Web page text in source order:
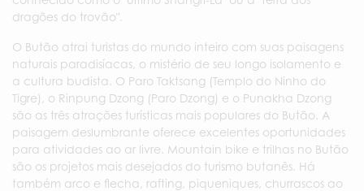
dragões do trovão".
O Butão atrai turistas do mundo inteiro com suas paisagens
naturais paradisíacas, o mistério de seu longo isolamento e
a cultura budista. O Paro Taktsang (Templo do Ninho do
Tigre), o Rinpung Dzong (Paro Dzong) e o Punakha Dzong
são as três atrações turísticas mais populares do Butão. A
paisagem deslumbrante oferece excelentes oportunidades
para atividades ao ar livre. Mountain bike e trilhas no Butão
são os projetos mais desejados do turismo butanês. Há
também arco e flecha, rafting, piqueniques, churrascos ao